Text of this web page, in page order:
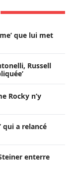
que lui met
Russell
Rocky n’y
qui a relancé
enterre